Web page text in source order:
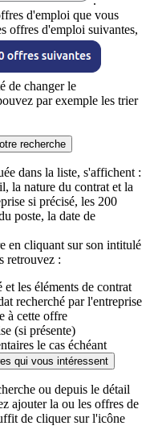
d'emploi que vous
offres d'emploi suivantes,
de changer le
par exemple les trier
recherche
dans la liste, s'affichent :
la nature du contrat et la
si précisé, les 200
poste, la date de
en cliquant sur son intitulé
retrouvez :
les éléments de contrat
recherché par l'entreprise
à cette offre
(si présente)
le cas échéant
qui vous intéressent
ou depuis le détail
ajouter la ou les offres de
de cliquer sur l'icône